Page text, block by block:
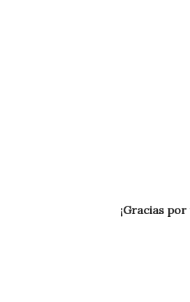
¡Gracias